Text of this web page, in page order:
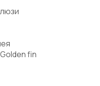
fin